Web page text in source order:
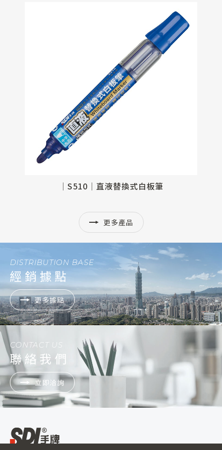
│S510│直液替換式白板筆
更多產品
DISTRIBUTION BASE
經銷據點
更多據點
CONTACT US
聯絡我們
立即洽詢